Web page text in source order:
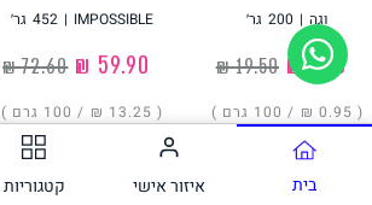
200 גר׳ | וגה
‏19.50 ₪ ‏1.90 ₪
( ‏0.95 ₪ / 100 גרם )
452 גר׳ | IMPOSSIBLE
‏72.60 ₪
( ‏13.25 ₪ / 100 גרם )
בית איזור אישי קטגוריות